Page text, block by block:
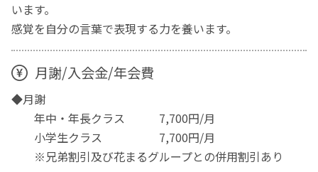
います。
感覚を自分の言葉で表現する力を養います。
月謝/入会金/年会費
◆月謝
年中・年長クラス 7,700円/月
小学生クラス 7,700円/月
※兄弟割引及び花まるグループとの併用割引あり